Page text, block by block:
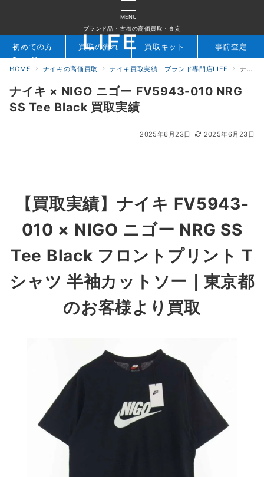
MENU
ブランド品・古着の高価買取・査定
検索 お問合せ
初めての方 買取の流れ 買取キット 事前査定
HOME ナイキの高価買取 ナイキ買取実績｜ブランド専門店LIFE ナイキ × NIGO ニゴー FV5943-010 NRG SS Tee Black 買取実績
ナイキ × NIGO ニゴー FV5943-010 NRG
SS Tee Black 買取実績
2025年6月23日 2025年6月23日
【買取実績】 ナイキ FV5943-
010 × NIGO ニゴー NRG SS
Tee Black フロントプリント T
シャツ 半袖カットソー ｜東京都
のお客様より買取